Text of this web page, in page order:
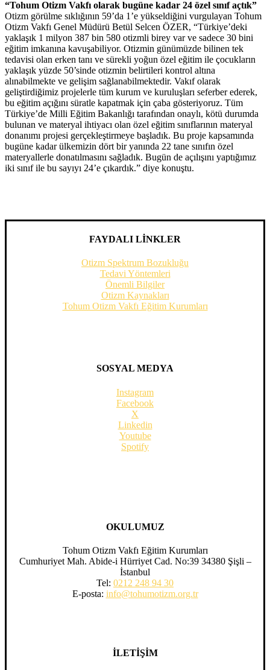
“Tohum Otizm Vakfı olarak bugüne kadar 24 özel sınıf açtık”
Otizm görülme sıklığının 59’da 1’e yükseldiğini vurgulayan Tohum
Otizm Vakfı Genel Müdürü Betül Selcen ÖZER, “Türkiye’deki
yaklaşık 1 milyon 387 bin 580 otizmli birey var ve sadece 30 bini
eğitim imkanına kavuşabiliyor. Otizmin günümüzde bilinen tek
tedavisi olan erken tanı ve sürekli yoğun özel eğitim ile çocukların
yaklaşık yüzde 50’sinde otizmin belirtileri kontrol altına
alınabilmekte ve gelişim sağlanabilmektedir. Vakıf olarak
geliştirdiğimiz projelerle tüm kurum ve kuruluşları seferber ederek,
bu eğitim açığını süratle kapatmak için çaba gösteriyoruz. Tüm
Türkiye’de Milli Eğitim Bakanlığı tarafından onaylı, kötü durumda
bulunan ve materyal ihtiyacı olan özel eğitim sınıflarının materyal
donanımı projesi gerçekleştirmeye başladık. Bu proje kapsamında
bugüne kadar ülkemizin dört bir yanında 22 tane sınıfın özel
materyallerle donatılmasını sağladık. Bugün de açılışını yaptığımız
iki sınıf ile bu sayıyı 24’e çıkardık.” diye konuştu.
FAYDALI LİNKLER
Otizm Spektrum Bozukluğu
Tedavi Yöntemleri
Önemli Bilgiler
Otizm Kaynakları
Tohum Otizm Vakfı Eğitim Kurumları
SOSYAL MEDYA
Instagram
Facebook
X
Linkedin
Youtube
Spotify
OKULUMUZ
Tohum Otizm Vakfı Eğitim Kurumları
Cumhuriyet Mah. Abide-i Hürriyet Cad. No:39 34380 Şişli –
İstanbul
Tel: 0212 248 94 30
E-posta: info@tohumotizm.org.tr
İLETİŞİM